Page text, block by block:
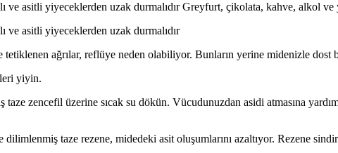
ve asitli yiyeceklerden uzak durmalıdır Greyfurt, çikolata, kahve, alkol
ve asitli yiyeceklerden uzak durmalıdır
ağrılar, reflüye neden olabiliyor. Bunların yerine midenizle
yiyin.
zencefil üzerine sıcak su dökün. Vücudunuzdan asidi atmasına
taze rezene, midedeki asit oluşumlarını azaltıyor. Rezene